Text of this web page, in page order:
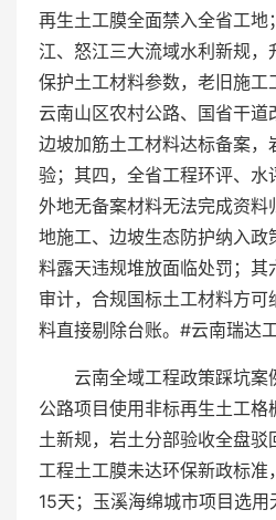
再生土工膜全面禁入全省工地
江、怒江三大流域水利新规，
保护土工材料参数，老旧施工
云南山区农村公路、国省干
边坡加筋土工材料达标备案，
验；其四，全省工程环评、水
外地无备案材料无法完成资料
地施工、边坡生态防护纳入政
料露天违规堆放面临处罚；其
审计，合规国标土工材料方
料直接剔除台账。#云南瑞达
云南全域工程政策踩坑案
公路项目使用非标再生土工
土新规，岩土分部验收全盘
工程土工膜未达环保新政标准
15天；玉溪海绵城市项目选用